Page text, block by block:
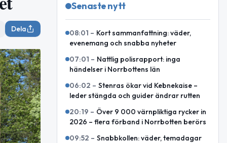
Dela
Senaste nytt
08:01 – Kort sammanfattning: väder,
evenemang och snabba nyheter
07:01 – Nattlig polisrapport: inga
händelser i Norrbottens län
06:02 – Stenras ökar vid Kebnekaise –
leder stängda och guider ändrar rutten
20:19 – Över 9 000 värnpliktiga rycker in
2026 – flera förband i Norrbotten berörs
09:52 – Snabbkollen: väder, temadagar